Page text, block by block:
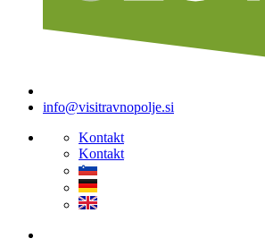
info@visitravnopolje.si
Kontakt
Kontakt